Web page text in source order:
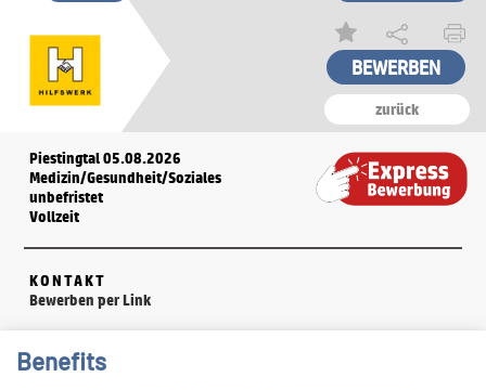
zurück
Piestingtal 05.08.2026
Medizin/Gesundheit/Soziales
unbefristet
Vollzeit
KONTAKT
Bewerben per Link
Benefits